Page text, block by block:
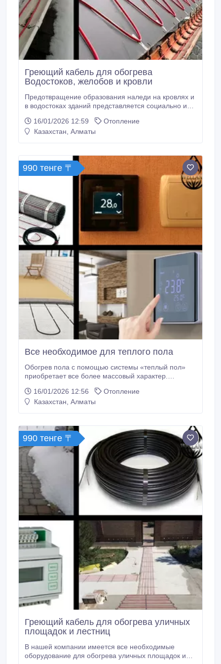
Греющий кабель для обогрева
Водостоков, желобов и кровли
Предотвращение образования наледи на кровлях и
в водостоках зданий представляется социально и
рационального и эффективного решения.
Становится ненужным дорогостоящий комплекс
кровли, водостоков и фасада зданий.
16/01/2026 12:59
Отопление
Казахстан, Алматы
990 тенге 〒
Все необходимое для теплого пола
Обогрев пола с помощью системы «теплый пол»
приобретает все более массовый характер.
предрассудками и даже заставляет изрядно
потратиться на ремонт. Оборудовать электрические
обычных квартирах типовых домов.
16/01/2026 12:56
Отопление
Казахстан, Алматы
990 тенге 〒
Греющий кабель для обогрева уличных
площадок и лестниц
В нашей компании имеется все необходимые
оборудование для обогрева уличных площадок и